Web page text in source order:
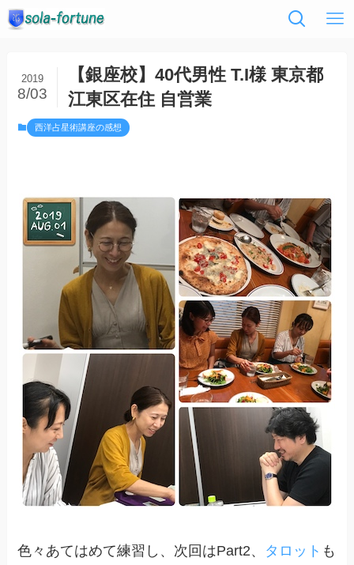
【銀座校】40代男性 T.I様 東京都
江東区在住 自営業
2019
8/03
西洋占星術講座の感想
色々あてはめて練習し、次回はPart2、 タロット も